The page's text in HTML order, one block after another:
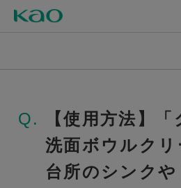
Q.
【使用方法】
洗面ボウルクリ
台所のシンク